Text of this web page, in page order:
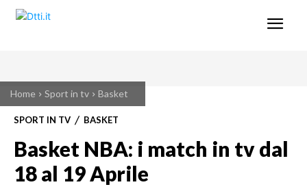
Home Sport in tv Basket
SPORT IN TV BASKET
Basket NBA: i match in tv dal
18 al 19 Aprile